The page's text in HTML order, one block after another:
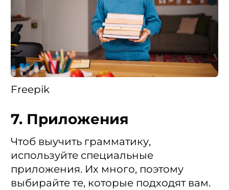
Freepik
7. Приложения
Чтоб выучить грамматику,
используйте специальные
приложения. Их много, поэтому
выбирайте те, которые подходят вам.